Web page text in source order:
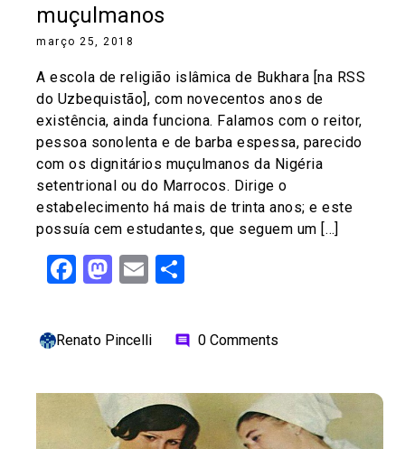
muçulmanos
março 25, 2018
A escola de religião islâmica de Bukhara [na RSS
do Uzbequistão], com novecentos anos de
existência, ainda funciona. Falamos com o reitor,
pessoa sonolenta e de barba espessa, parecido
com os dignitários muçulmanos da Nigéria
setentrional ou do Marrocos. Dirige o
estabelecimento há mais de trinta anos; e este
possuía cem estudantes, que seguem um […]
Facebook
Mastodon
Email
Renato Pincelli comment 0 Comments